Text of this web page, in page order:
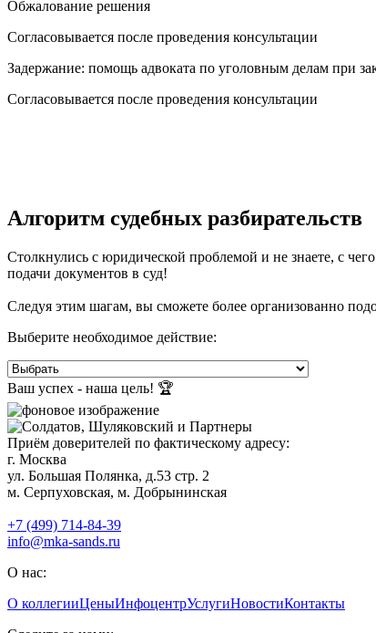
Обжалование решения
Согласовывается после проведения консультации
Задержание: помощь адвоката по уголовным делам при
Согласовывается после проведения консультации
Алгоритм судебных разбирательств
Столкнулись с юридической проблемой и не знаете, с
подачи документов в суд!
Следуя этим шагам, вы сможете более организованно
Выберите необходимое действие:
Ваш успех - наша цель! 🏆
Приём доверителей по фактическому адресу:
г. Москва
ул. Большая Полянка, д.53 стр. 2
м. Серпуховская, м. Добрынинская
+7 (499) 714-84-39
info@mka-sands.ru
О нас:
О коллегииЦеныИнфоцентрУслугиНовостиКонтакты